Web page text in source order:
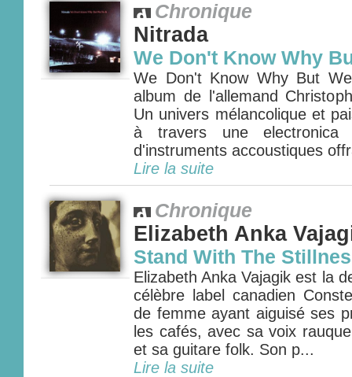
Chronique
Nitrada
We Don't Know Why
We Don't Know Why But
album de l'allemand
Un univers mélancolique et
à travers une electronica
d'instruments accoustiques
Lire la suite
Chronique
Elizabeth Anka
Stand With The
Elizabeth Anka Vajagik est la
célèbre label canadien
de femme ayant aiguisé ses
les cafés, avec sa voix
et sa guitare folk. Son p...
Lire la suite